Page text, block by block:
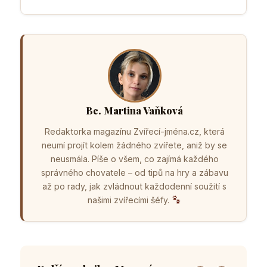
Bc. Martina Vaňková
Redaktorka magazínu Zvířecí-jména.cz, která
neumí projít kolem žádného zvířete, aniž by se
neusmála. Píše o všem, co zajímá každého
správného chovatele – od tipů na hry a zábavu
až po rady, jak zvládnout každodenní soužití s
našimi zvířecími šéfy.